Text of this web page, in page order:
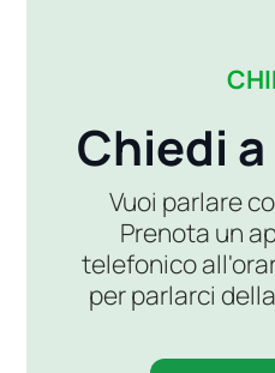
Chiedi
Vuoi parlare
Prenota un
telefonico
per parlarci